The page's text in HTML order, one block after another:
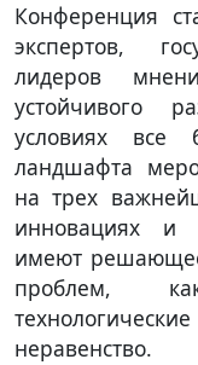
Конференция
экспертов,
лидеров
устойчивого
условиях все
ландшафта
на трех
инновациях и
имеют
проблем,
неравенство.